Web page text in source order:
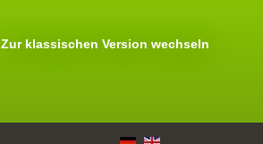
Zur klassischen Version wechseln